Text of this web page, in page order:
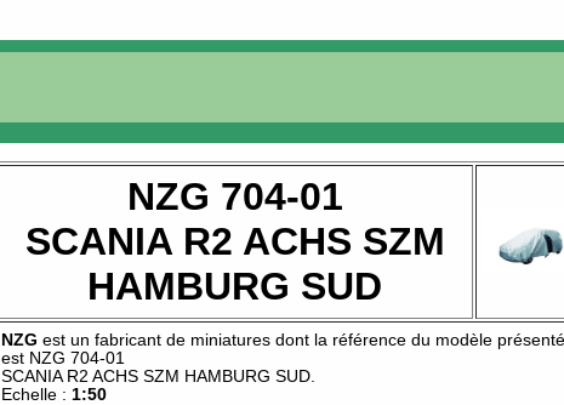
NZG 704-01
SCANIA R2 ACHS SZM
HAMBURG SUD
NZG est un fabricant de miniatures dont la référence du modèle présenté
est NZG 704-01
SCANIA R2 ACHS SZM HAMBURG SUD
Echelle : 1:50